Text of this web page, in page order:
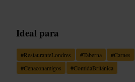
Ideal para
#RestauranteLondres #Taberna #Carnes
#Cenaconamigos #ComidaBritánica